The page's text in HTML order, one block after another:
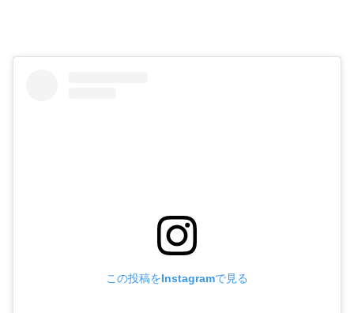
この投稿をInstagramで見る